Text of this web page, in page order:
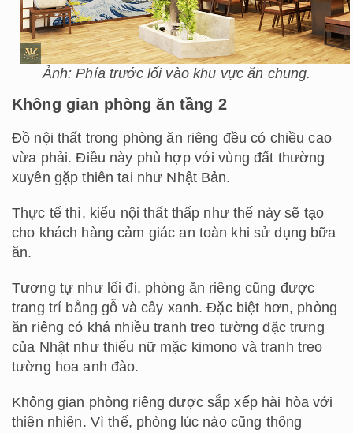
Ảnh: Phía trước lối vào khu vực ăn chung.
Không gian phòng ăn tầng 2
Đồ nội thất trong phòng ăn riêng đều có chiều cao
vừa phải. Điều này phù hợp với vùng đất thường
xuyên gặp thiên tai như Nhật Bản.
Thực tế thì, kiểu nội thất thấp như thế này sẽ tạo
cho khách hàng cảm giác an toàn khi sử dụng bữa
ăn.
Tương tự như lối đi, phòng ăn riêng cũng được
trang trí bằng gỗ và cây xanh. Đặc biệt hơn, phòng
ăn riêng có khá nhiều tranh treo tường đặc trưng
của Nhật như thiếu nữ mặc kimono và tranh treo
tường hoa anh đào.
Không gian phòng riêng được sắp xếp hài hòa với
thiên nhiên. Vì thế, phòng lúc nào cũng thông